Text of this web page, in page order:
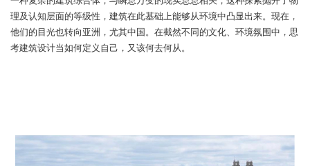
理及认知层面的等级性，建筑在此基础上能够从环境中凸显出来。现在，
他们的目光也转向亚洲，尤其中国。在截然不同的文化、环境氛围中，思
考建筑设计当如何定义自己，又该何去何从。